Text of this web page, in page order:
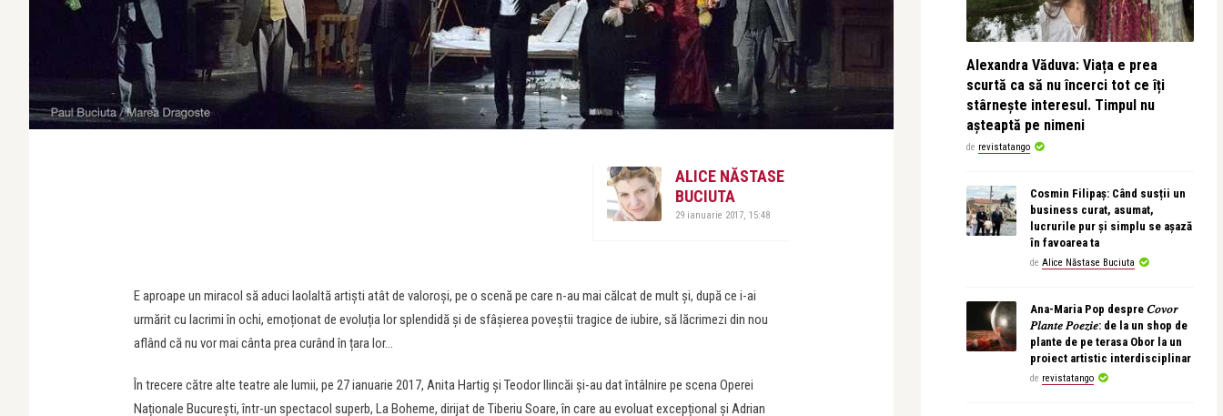
ALICE NĂSTASE
BUCIUTA
29 ianuarie 2017, 15:48
E aproape un miracol să aduci laolaltă artiști atât de valoroși, pe o scenă pe care n-au mai călcat de mult și, după ce i-ai
urmărit cu lacrimi în ochi, emoționat de evoluția lor splendidă și de sfâșierea poveștii tragice de iubire, să lăcrimezi din nou
aflând că nu vor mai cânta prea curând în țara lor…
În trecere către alte teatre ale lumii, pe 27 ianuarie 2017, Anita Hartig și Teodor Ilincăi și-au dat întâlnire pe scena Operei
Naționale București, într-un spectacol superb, La Boheme, dirijat de Tiberiu Soare, în care au evoluat excepțional și Adrian
Alexandra Văduva: Viața e prea
scurtă ca să nu încerci tot ce îți
stârnește interesul. Timpul nu
așteaptă pe nimeni
de revistatango
Cosmin Filipaș: Când susții un
business curat, asumat,
lucrurile pur și simplu se așază
în favoarea ta
de Alice Năstase Buciuta
Ana-Maria Pop despre 𝐶𝑜𝑣𝑜𝑟
𝑃𝑙𝑎𝑛𝑡𝑒 𝑃𝑜𝑒𝑧𝑖𝑒: de la un shop de
plante de pe terasa Obor la un
proiect artistic interdisciplinar
de revistatango